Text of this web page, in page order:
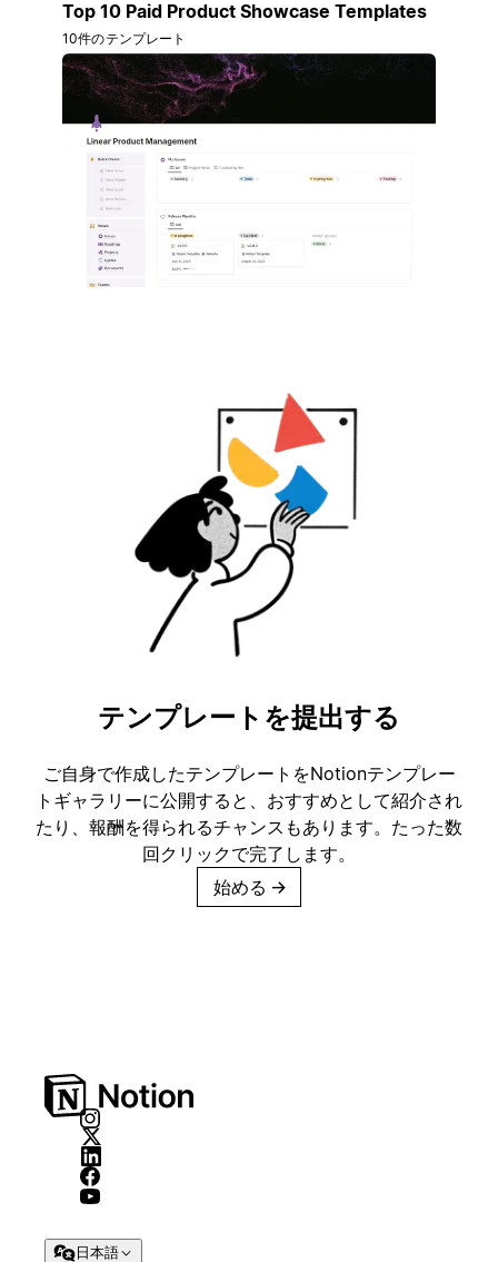
Top 10 Paid Product Showcase Templates
10件のテンプレート
テンプレートを提出する
ご自身で作成したテンプレートをNotionテンプレー
トギャラリーに公開すると、おすすめとして紹介され
たり、報酬を得られるチャンスもあります。たった数
回クリックで完了します。
始める →
日本語